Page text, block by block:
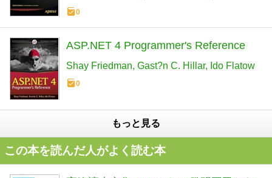
0
ASP.NET 4 Programmer's Reference
Shay Friedman Gast?n C. Hillar Ido Flatow
0
もっと見る
この本を読んだ人がよく読む本